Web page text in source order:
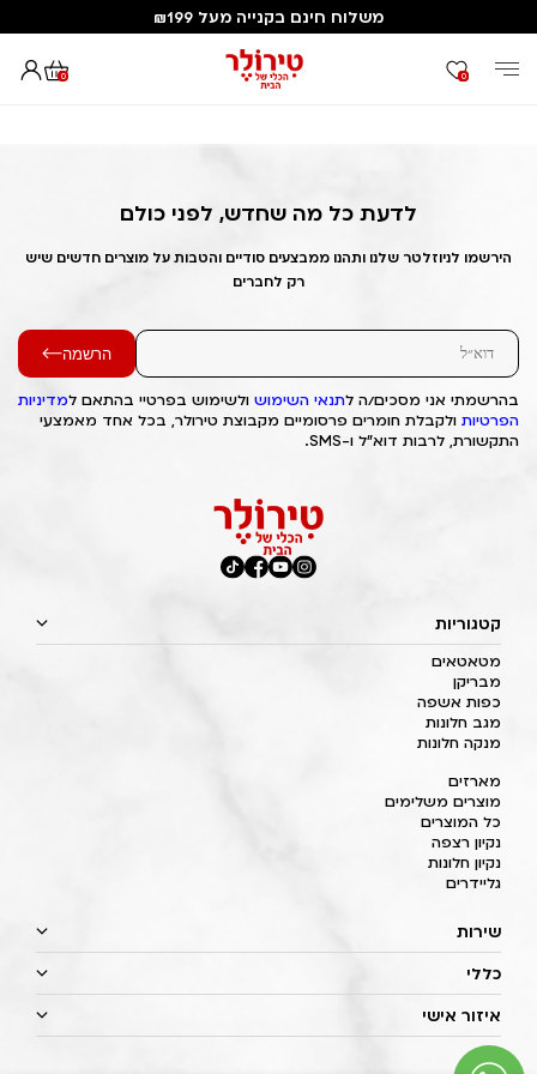
משלוח חינם בקנייה מעל ₪199
0 0
דף הבית Out of Stock Alert 2025/02/03 1738576969
לדעת כל מה שחדש, לפני כולם
הירשמו לניוזלטר שלנו ותהנו ממבצעים סודיים והטבות על מוצרים חדשים שיש
רק לחברים
הרשמה
בהרשמתי אני מסכים/ה לתנאי השימוש ולשימוש בפרטיי בהתאם למדיניות
הפרטיות ולקבלת חומרים פרסומיים מקבוצת טירולר, בכל אחד מאמצעי
התקשורת, לרבות דוא"ל ו-SMS.
קטגוריות
מטאטאים
מבריקן
כפות אשפה
מגב חלונות
מנקה חלונות
מארזים
מוצרים משלימים
כל המוצרים
נקיון רצפה
נקיון חלונות
גליידרים
שירות
כללי
איזור אישי